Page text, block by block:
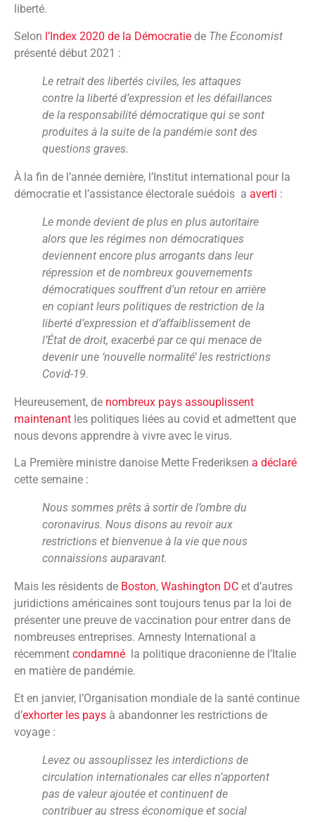
liberté.
Selon l’Index 2020 de la Démocratie de The Economist
présenté début 2021 :
Le retrait des libertés civiles, les attaques
contre la liberté d’expression et les défaillances
de la responsabilité démocratique qui se sont
produites à la suite de la pandémie sont des
questions graves.
À la fin de l’année dernière, l’Institut international pour la
démocratie et l’assistance électorale suédois a averti :
Le monde devient de plus en plus autoritaire
alors que les régimes non démocratiques
deviennent encore plus arrogants dans leur
répression et de nombreux gouvernements
démocratiques souffrent d’un retour en arrière
en copiant leurs politiques de restriction de la
liberté d’expression et d’affaiblissement de
l’État de droit, exacerbé par ce qui menace de
devenir une ‘nouvelle normalité’ les restrictions
Covid-19.
Heureusement, de nombreux pays assouplissent
maintenant les politiques liées au covid et admettent que
nous devons apprendre à vivre avec le virus.
La Première ministre danoise Mette Frederiksen a déclaré
cette semaine :
Nous sommes prêts à sortir de l’ombre du
coronavirus. Nous disons au revoir aux
restrictions et bienvenue à la vie que nous
connaissions auparavant.
Mais les résidents de Boston, Washington DC et d’autres
juridictions américaines sont toujours tenus par la loi de
présenter une preuve de vaccination pour entrer dans de
nombreuses entreprises. Amnesty International a
récemment condamné la politique draconienne de l’Italie
en matière de pandémie.
Et en janvier, l’Organisation mondiale de la santé continue
d’exhorter les pays à abandonner les restrictions de
voyage :
Levez ou assouplissez les interdictions de
circulation internationales car elles n’apportent
pas de valeur ajoutée et continuent de
contribuer au stress économique et social